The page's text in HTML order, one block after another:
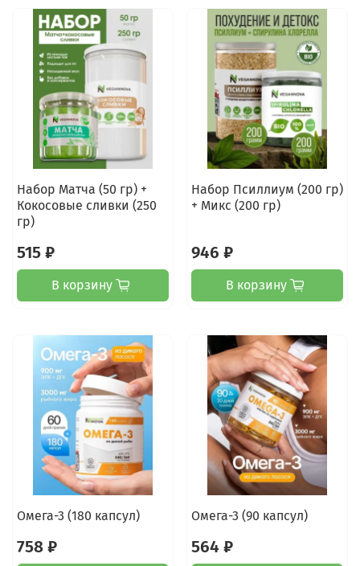
Набор Матча (50 гр) +
Кокосовые сливки (250
гр)
515 ₽
В корзину
Набор Псиллиум (200 гр)
+ Микс (200 гр)
946 ₽
В корзину
Омега-3 (180 капсул)
758 ₽
Омега-3 (90 капсул)
564 ₽